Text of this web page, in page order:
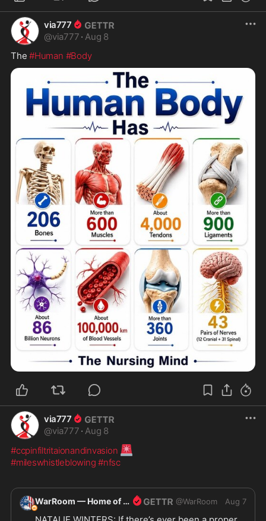
Ungeimpfte Blutspenden
ワクチン未接種の献血
Donaciones de sangre sin vacunar
🇨🇭瑞士自然療法專家 George Della Pietra 為未接
種疫苗的人創建了一個血庫, 創立了“安全獻血”計劃，
為需要輸血的患者提供未接種疫苗的人的血液。
皮特拉將大規模注射運動稱為“世紀罪行”
自然療法專家認為，基因注射會用其信使核糖核酸
(mRNA)“污染”血液並破壞免疫系統。
“安全血液捐贈”目前在至少 16 個國家/地區擁有會員
該公司的目標是建立血庫，將未接種疫苗的人的血漿
提供給其成員。此外，據該公司稱，應鼓勵更多的醫
院和衛生部門允許這些血庫在常規血液中心進行“定向
捐獻”。
衛生當局只允許在某些有醫療必要的情況下進行有針
對性的捐贈，例如獲得稀有血型。然而，出於xxx原
因，他們拒絕了越來越多的未接種疫苗人群的血液需
求。
據Natural News 報導，SafeBlood Donation 面臨一
些困難，因為包括美國食品和藥物管理局 (FDA) 在內
的“官方消息來源”堅持認為接種疫苗的人和未接種疫
#safeblooddonation
https://transition-news.org/schweizer-biet...
via777
@via777 · Aug 8
The #Human #Body
via777
@via777 · Aug 8
#ccpinfiltritaionandinvasion 🚨
#mileswhistleblowing #nfsc
WarRoom — Home of ultraMAGA @WarRoom Aug 7